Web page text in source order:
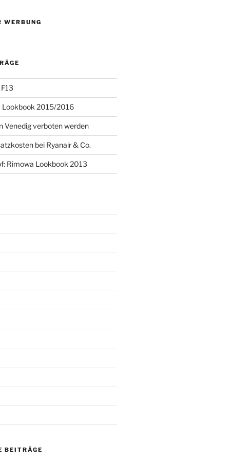
WERBUNG
Lookbook 2015/2016
Venedig verboten werden
bei Ryanair & Co.
Rimowa Lookbook 2013
BEITRÄGE